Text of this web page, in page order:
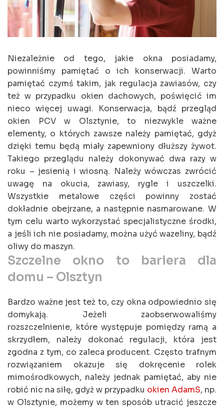
Niezależnie od tego, jakie okna posiadamy,
powinniśmy pamiętać o ich konserwacji. Warto
pamiętać czymś takim, jak regulacja zawiasów, czy
też w przypadku okien dachowych, poświęcić im
nieco więcej uwagi. Konserwacja, bądź przegląd
okien PCV w Olsztynie, to niezwykle ważne
elementy, o których zawsze należy pamiętać, gdyż
dzięki temu będą miały zapewniony dłuższy żywot.
Takiego przeglądu należy dokonywać dwa razy w
roku – jesienią i wiosną. Należy wówczas zwrócić
uwagę na okucia, zawiasy, rygle i uszczelki.
Wszystkie metalowe części powinny zostać
dokładnie obejrzane, a następnie nasmarowane. W
tym celu warto wykorzystać specjalistyczne środki,
a jeśli ich nie posiadamy, można użyć wazeliny, bądź
oliwy do maszyn.
Szczelne okno to bariera dla
domu – Olsztyn
Bardzo ważne jest też to, czy okna odpowiednio się
domykają. Jeżeli zaobserwowaliśmy
rozszczelnienie, które występuje pomiędzy ramą a
skrzydłem, należy dokonać regulacji, która jest
zgodna z tym, co zaleca producent. Często trafnym
rozwiązaniem okazuje się dokręcenie rolek
mimośrodkowych, należy jednak pamiętać, aby nie
robić nic na siłę, gdyż w przypadku okien AdamS, np.
w Olsztynie, możemy w ten sposób utracić jeszcze